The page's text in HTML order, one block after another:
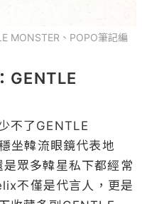
MONSTER、POPO筆記編
GENTLE
不了GENTLE
坐韓流眼鏡代表地
眾多韓星私下都經常
不僅是代言人，更是